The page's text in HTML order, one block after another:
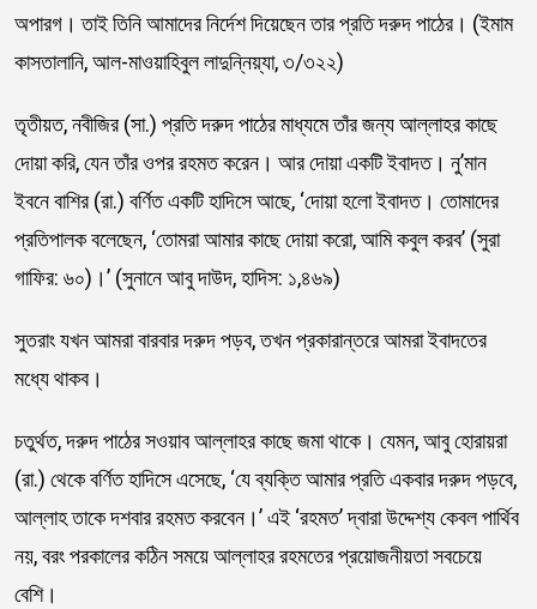
অপারগ। তাই তিনি আমাদের নির্দেশ দিয়েছেন তার প্রতি দরুদ পাঠের। (ইমাম
কাসতালানি, আল-মাওয়াহিবুল লাদুন্নিয়্যা, ৩/৩২২)
তৃতীয়ত, নবীজির (সা.) প্রতি দরুদ পাঠের মাধ্যমে তাঁর জন্য আল্লাহর কাছে
দোয়া করি, যেন তাঁর ওপর রহমত করেন। আর দোয়া একটি ইবাদত। নু’মান
ইবনে বাশির (রা.) বর্ণিত একটি হাদিসে আছে, ‘দোয়া হলো ইবাদত। তোমাদের
প্রতিপালক বলেছেন, ‘তোমরা আমার কাছে দোয়া করো, আমি কবুল করব’ (সুরা
গাফির: ৬০)।’ (সুনানে আবু দাউদ, হাদিস: ১,৪৬৯)
সুতরাং যখন আমরা বারবার দরুদ পড়ব, তখন প্রকারান্তরে আমরা ইবাদতের
মধ্যে থাকব।
চতুর্থত, দরুদ পাঠের সওয়াব আল্লাহর কাছে জমা থাকে। যেমন, আবু হোরায়রা
(রা.) থেকে বর্ণিত হাদিসে এসেছে, ‘যে ব্যক্তি আমার প্রতি একবার দরুদ পড়বে,
আল্লাহ তাকে দশবার রহমত করবেন।’ এই ‘রহমত’ দ্বারা উদ্দেশ্য কেবল পার্থিব
নয়, বরং পরকালের কঠিন সময়ে আল্লাহর রহমতের প্রয়োজনীয়তা সবচেয়ে
বেশি।